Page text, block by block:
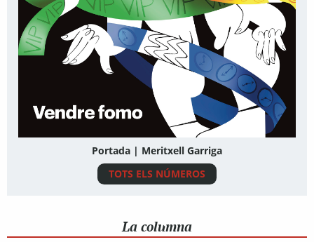
Portada | Meritxell Garriga
TOTS ELS NÚMEROS
La columna